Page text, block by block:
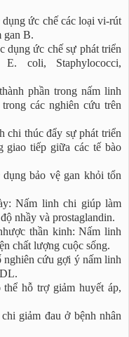
ức chế các loại vi-rút
gan B.
dụng ức chế sự phát triển
coli, Staphylococci,
phần trong nấm linh
các nghiên cứu trên
chi thúc đẩy sự phát triển
giao tiếp giữa các tế bào
bảo vệ gan khỏi tổn
Nấm linh chi giúp làm
nhầy và prostaglandin.
thần kinh: Nấm linh
chất lượng cuộc sống.
cứu gợi ý nấm linh
hỗ trợ giảm huyết áp,
giảm đau ở bệnh nhân